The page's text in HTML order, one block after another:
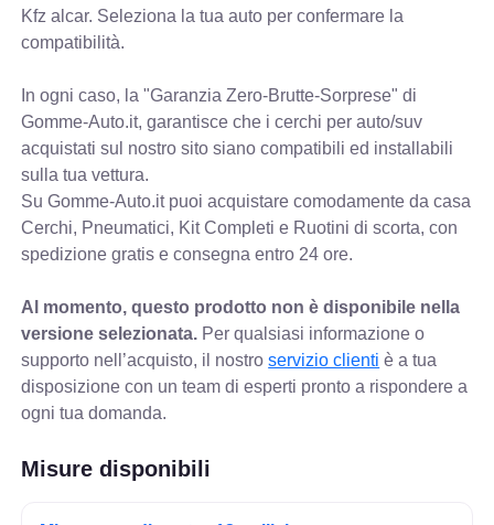
Kfz alcar. Seleziona la tua auto per confermare la
compatibilità.
In ogni caso, la "Garanzia Zero-Brutte-Sorprese" di
Gomme-Auto.it, garantisce che i cerchi per auto/suv
acquistati sul nostro sito siano compatibili ed installabili
sulla tua vettura.
Su Gomme-Auto.it puoi acquistare comodamente da casa
Cerchi, Pneumatici, Kit Completi e Ruotini di scorta, con
spedizione gratis e consegna entro 24 ore.
Al momento, questo prodotto non è disponibile nella
versione selezionata. Per qualsiasi informazione o
supporto nell’acquisto, il nostroservizio clienti è a tua
disposizione con un team di esperti pronto a rispondere a
ogni tua domanda.
Misure disponibili